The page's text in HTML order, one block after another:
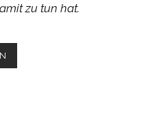
zu tun hat.
DAVIS